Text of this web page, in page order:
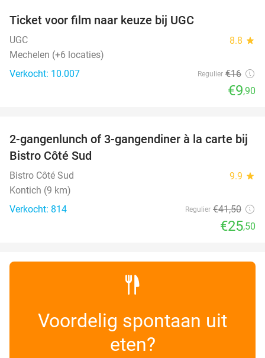
Ticket voor film naar keuze bij UGC
UGC 8.8 star
Mechelen (+6 locaties)
Verkocht: 10.007
Regulier €16
€9,90
39%
2-gangenlunch of 3-gangendiner à la carte bij
Bistro Côté Sud
Bistro Côté Sud 9.9 star
Kontich (9 km)
Verkocht: 814
Regulier €41,50
€25,50
Voordelig spontaan uit
eten?